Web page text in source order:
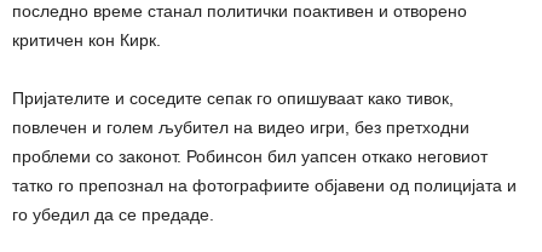
последно време станал политички поактивен и отворено
критичен кон Кирк.
Пријателите и соседите сепак го опишуваат како тивок,
повлечен и голем љубител на видео игри, без претходни
проблеми со законот. Робинсон бил уапсен откако неговиот
татко го препознал на фотографиите објавени од полицијата и
го убедил да се предаде.